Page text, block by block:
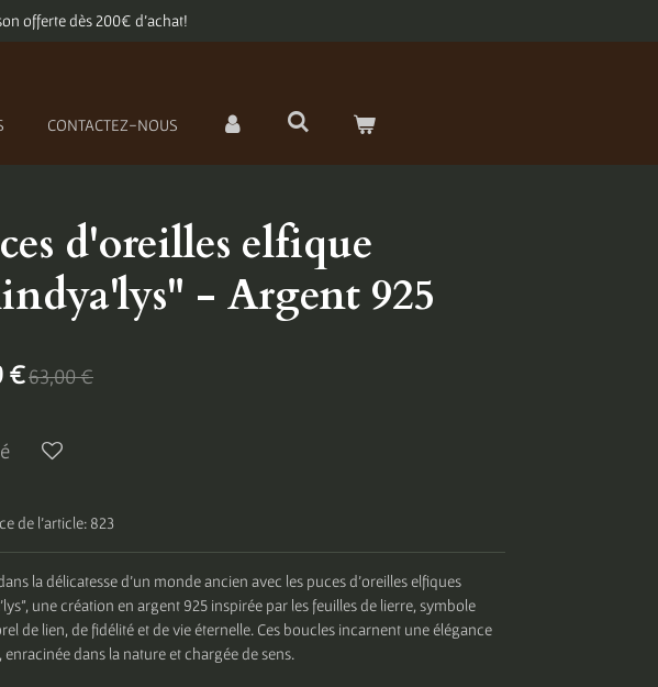
offerte dès 200€ d'achat!
CONTACTEZ-NOUS
d'oreilles elfique
- Argent 925
€63,00 €
de l'article: 823
la délicatesse d’un monde ancien avec les puces d’oreilles elfiques
une création en argent 925 inspirée par les feuilles de lierre, symbole
de lien, de fidélité et de vie éternelle. Ces boucles incarnent une élégance
enracinée dans la nature et chargée de sens.